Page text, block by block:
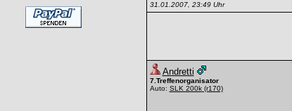
31.01.2007, 23:49 Uhr
Andretti
7.Treffenorganisator
Auto: SLK 200k(r170)